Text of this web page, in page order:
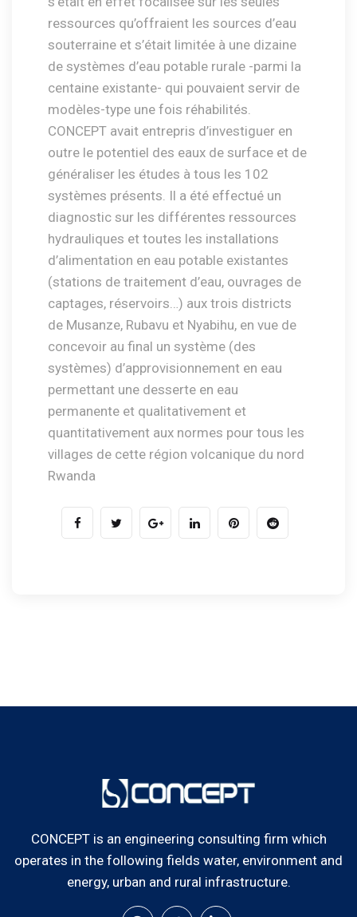
ressources qu’offraient les sources d’eau
souterraine et s’était limitée à une dizaine
de systèmes d’eau potable rurale -parmi la
centaine existante- qui pouvaient servir de
modèles-type une fois réhabilités.
CONCEPT avait entrepris d’investiguer en
outre le potentiel des eaux de surface et de
généraliser les études à tous les 102
systèmes présents. Il a été effectué un
diagnostic sur les différentes ressources
hydrauliques et toutes les installations
d’alimentation en eau potable existantes
(stations de traitement d’eau, ouvrages de
captages, réservoirs…) aux trois districts
de Musanze, Rubavu et Nyabihu, en vue de
concevoir au final un système (des
systèmes) d’approvisionnement en eau
permettant une desserte en eau
permanente et qualitativement et
quantitativement aux normes pour tous les
villages de cette région volcanique du nord
Rwanda
CONCEPT is an engineering consulting firm which
operates in the following fields water, environment and
energy, urban and rural infrastructure.